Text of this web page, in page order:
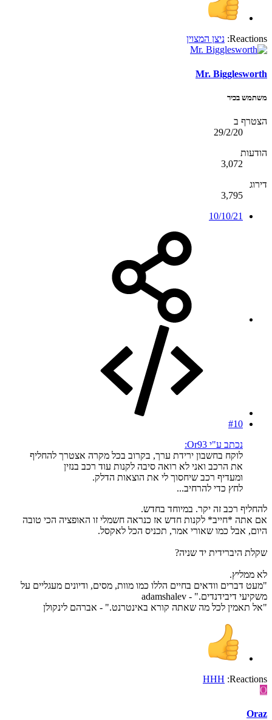
Reactions: ניצן המצוין
Mr. Bigglesworth
משתמש בכיר
הצטרף ב
29/2/20
הודעות
3,072
דירוג
3,795
10/10/21
#10
נכתב ע"י Or93:
לוקח בחשבון ירידת ערך, בקרוב בכל מקרה אצטרך להחליף
את הרכב ואני לא רואה סיבה לקנות עוד רכב בנזין
ומעדיף רכב שיחסוך לי את הוצאות הדלק.
לחץ כדי להרחיב...
להחליף רכב זה יקר. במיוחד בחדש.
אם אתה *חייב* לקנות חדש אז כנראה חשמלי זו האופציה הכי טובה
היום, אבל כמו שאורי אמר, תכניס הכל לאקסל.
שקלת היברידית יד שניה?
לא ממליץ.
"מעט דברים וודאים בחיים הללו כמו מוות, מסים, ודיונים מעגליים על
משקיעי דיבידנדים." - adamshalev
"אל תאמין לכל מה שאתה קורא באינטרנט." - אברהם לינקולן
Reactions:
HHH
O
Oraz